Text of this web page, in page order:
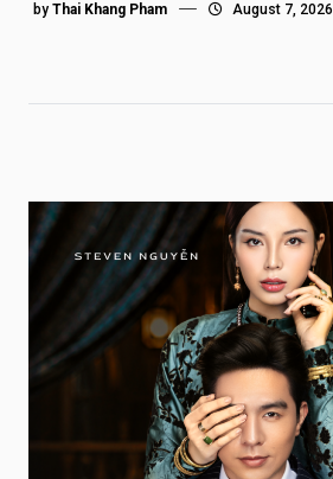
by Thai Khang Pham August 7, 2026